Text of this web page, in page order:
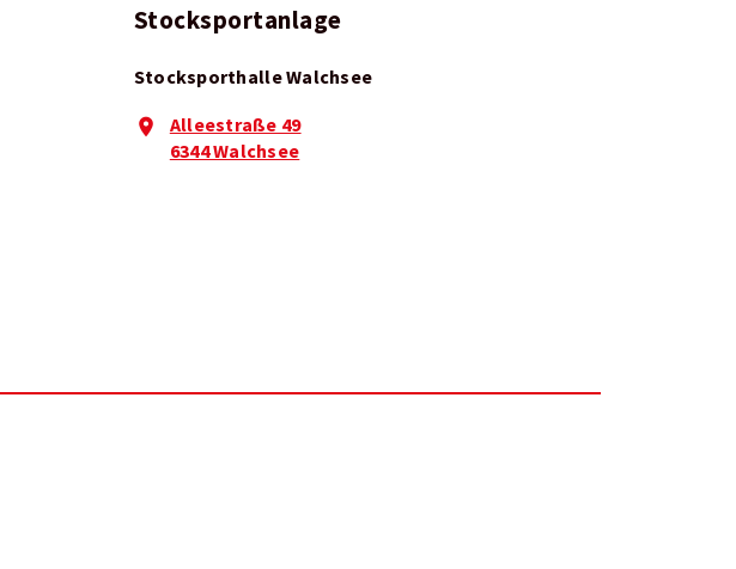
Stocksportanlage
Stocksporthalle Walchsee
Alleestraße 49
6344 Walchsee